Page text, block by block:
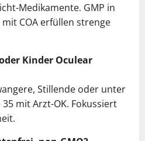
Medikamente. GMP in
COA erfüllen strenge
Kinder Oculear
Stillende oder unter
mit Arzt-OK. Fokussiert